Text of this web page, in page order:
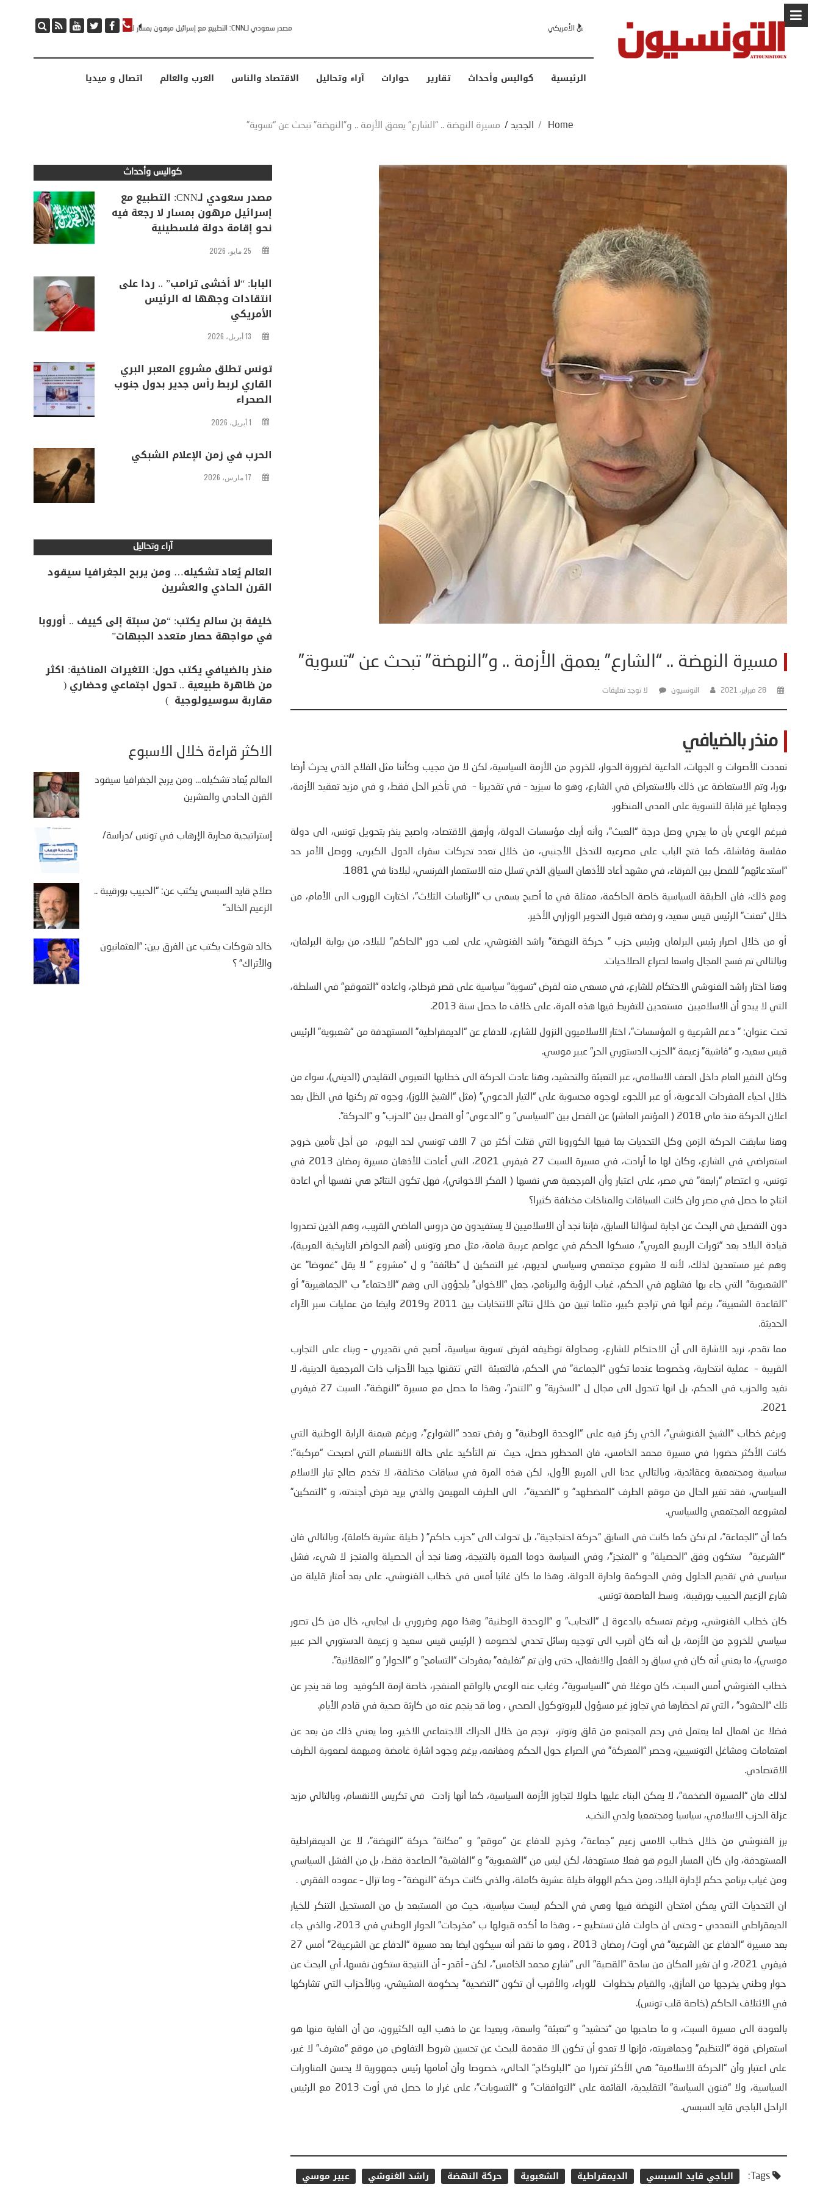
مصدر سعودي لـCNN: التطبيع مع إسرائيل مرهون بمسار لا رجعة فيه نحو إقامة دولة فلسطينية البابا: “لا أخشى ترامب” .. ردا على انتقادات وجهها له الرئيس الأمريكي
الرئيسية كواليس وأحداث تقارير حوارات آراء وتحاليل الاقتصاد والناس العرب والعالم اتصال و ميديا
Home
/ الجديد / مسيرة النهضة .. “الشارع” يعمق الأزمة .. و”النهضة” تبحث عن “تسوية”
مسيرة النهضة .. “الشارع” يعمق الأزمة .. و”النهضة” تبحث عن “تسوية”
28 فبراير، 2021 التونسيون لا توجد تعليقات
منذر بالضيافي
تعددت الأصوات و الجهات، الداعية لضرورة الحوار، للخروج من الأزمة السياسية، لكن لا من مجيب وكأننا مثل الفلاح الذي يحرث أرضا
بورا، وتم الاستعاضة عن ذلك بالاستعراض في الشارع، وهو ما سيزيد – في تقديرنا – في تأخير الحل فقط، و في مزيد تعقيد الأزمة،
وجعلها غير قابلة للتسوية على المدى المنظور.
فبرغم الوعي بأن ما يجري وصل درجة “العبث”، وأنه أربك مؤسسات الدولة، وأرهق الاقتصاد، واصبح ينذر بتحويل تونس، الى دولة
مفلسة وفاشلة، كما فتح الباب على مصرعيه للتدخل الأجنبي، من خلال تعدد تحركات سفراء الدول الكبرى، ووصل الأمر حد
“استدعائهم” للفصل بين الفرقاء، في مشهد أعاد للأذهان السياق الذي تسلل منه الاستعمار الفرنسي، لبلادنا في 1881.
ومع ذلك، فان الطبقة السياسية خاصة الحاكمة، ممثلة في ما أصبح يسمى ب “الرئاسات الثلاث”، اختارت الهروب الى الأمام، من
خلال “تعنت” الرئيس قيس سعيد، و رفضه قبول التحوير الوزاري الأخير.
أو من خلال اصرار رئيس البرلمان ورئيس حزب ” حركة النهضة” راشد الغنوشي، على لعب دور “الحاكم” للبلاد، من بوابة البرلمان،
وبالتالي تم فسح المجال واسعا لصراع الصلاحيات.
وهنا اختار راشد الغنوشي الاحتكام للشارع، في مسعى منه لفرض “تسوية” سياسية على قصر قرطاج، واعادة “التموقع” في السلطة،
التي لا يبدو أن الاسلاميين مستعدين للتفريط فيها هذه المرة، على خلاف ما حصل سنة 2013.
تحت عنوان: ” دعم الشرعية و المؤسسات”، اختار الاسلاميون النزول للشارع، للدفاع عن “الديمقراطية” المستهدفة من “شعبوية” الرئيس
قيس سعيد، و “فاشية” زعيمة “الحزب الدستوري الحر” عبير موسي.
وكان النفير العام داخل الصف الاسلامي، عبر التعبئة والتحشيد، وهنا عادت الحركة الى خطابها التعبوي التقليدي (الديني)، سواء من
خلال احياء المفردات الدعوية، أو عبر اللجوء لوجوه محسوبة على “التيار الدعوي” (مثل “الشيخ اللوز)، وجوه تم ركنها في الظل بعد
اعلان الحركة منذ ماي 2018 ( المؤتمر العاشر) عن الفصل بين “السياسي” و “الدعوي” أو الفصل بين “الحزب” و “الحركة”.
وهنا سابقت الحركة الزمن وكل التحديات بما فيها الكورونا التي قتلت أكثر من 7 الاف تونسي لحد اليوم، من أجل تأمين خروج
استعراضي في الشارع، وكان لها ما أرادت، في مسيرة السبت 27 فيفري 2021، التي أعادت للأذهان مسيرة رمضان 2013 في
تونس، و اعتصام “رابعة” في مصر، على اعتبار وأن المرجعية هي نفسها ( الفكر الاخواني)، فهل تكون النتائج هي نفسها أي اعادة
انتاج ما حصل في مصر وان كانت السياقات والمناخات مختلفة كثيرا؟
دون التفصيل في البحث عن اجابة لسؤالنا السابق، فإننا نجد أن الاسلاميين لا يستفيدون من دروس الماضي القريب، وهم الذين تصدروا
قيادة البلاد بعد “ثورات الربيع العربي”، مسكوا الحكم في عواصم عربية هامة، مثل مصر وتونس (أهم الحواضر التاريخية العربية)،
وهم غير مستعدين لذلك، لأنه لا مشروع مجتمعي وسياسي لديهم، غير التمكين ل “طائفة” و ل “مشروع ” لا يقل “غموضا” عن
“الشعبوية” التي جاء بها فشلهم في الحكم، غياب الرؤية والبرنامج، جعل “الاخوان” يلجؤون الى وهم “الاحتماء” ب “الجماهيرية” أو
“القاعدة الشعبية”، برغم أنها في تراجع كبير، مثلما تبين من خلال نتائج الانتخابات بين 2011 و2019 وايضا من عمليات سبر الآراء
الحديثة.
مما تقدم، نريد الاشارة الى أن الاحتكام للشارع، ومحاولة توظيفه لفرض تسوية سياسية، أصبح في تقديري – وبناء على التجارب
القريبة – عملية انتحارية، وخصوصا عندما تكون “الجماعة” في الحكم، فالتعبئة التي تتقنها جيدا الأحزاب ذات المرجعية الدينية، لا
تفيد والحزب في الحكم، بل انها تتحول الى مجال ل “السخرية” و “التندر”، وهذا ما حصل مع مسيرة “النهضة”، السبت 27 فيفري
2021.
وبرغم خطاب “الشيخ الغنوشي”، الذي ركز فيه على “الوحدة الوطنية” و رفض تعدد “الشوارع”، وبرغم هيمنة الراية الوطنية التي
كانت الأكثر حضورا في مسيرة محمد الخامس، فان المحظور حصل، حيث تم التأكيد على حالة الانقسام التي اصبحت “مركبة”:
سياسية ومجتمعية وعقائدية، وبالتالي عدنا الى المربع الأول، لكن هذه المرة في سياقات مختلفة، لا تخدم صالح تيار الاسلام
السياسي، فقد تغير الحال من موقع الطرف “المضطهد” و “الضحية”، الى الطرف المهيمن والذي يريد فرض أجندته، و “التمكين”
لمشروعه المجتمعي والسياسي.
كما أن “الجماعة”، لم تكن كما كانت في السابق “حركة احتجاجية”، بل تحولت الى “حزب حاكم” ( طيلة عشرية كاملة)، وبالتالي فان
“الشرعية” ستكون وفق “الحصيلة” و “المنجز”، وفي السياسة دوما العبرة بالنتيجة، وهنا نجد أن الحصيلة والمنجز لا شيء، فشل
سياسي في تقديم الحلول وفي الحوكمة وادارة الدولة، وهذا ما كان غائبا أمس في خطاب الغنوشي، على بعد أمتار قليلة من
شارع الزعيم الحبيب بورقيبة، وسط العاصمة تونس.
كان خطاب الغنوشي، وبرغم تمسكه بالدعوة ل “التحابب” و “الوحدة الوطنية” وهذا مهم وضروري بل ايجابي، خال من كل تصور
سياسي للخروج من الأزمة، بل أنه كان أقرب الى توجيه رسائل تحدي لخصومه ( الرئيس قيس سعيد و زعيمة الدستوري الحر عبير
موسي)، ما يعني أنه كان في سياق رد الفعل والانفعال، حتى وان تم “تغليفه” بمفردات “التسامح” و “الحوار” و “العقلانية”.
خطاب الغنوشي أمس السبت، كان موغلا في “السياسوية”، وغاب عنه الوعي بالواقع المنفجر، خاصة ازمة الكوفيد وما قد ينجر عن
تلك “الحشود” ، التي تم احضارها في تجاوز غير مسؤول للبروتوكول الصحي ، وما قد ينجم عنه من كارثة صحية في قادم الأيام.
فضلا عن اهمال لما يعتمل في رحم المجتمع من قلق وتوتر، ترجم من خلال الحراك الاجتماعي الاخير، وما يعني ذلك من بعد عن
اهتمامات ومشاغل التونسيين، وحصر “المعركة” في الصراع حول الحكم ومغانمه، برغم وجود اشارة غامضة ومبهمة لصعوبة الظرف
الاقتصادي.
لذلك فان “المسيرة الضخمة”، لا يمكن البناء عليها حلولا لتجاوز الأزمة السياسية، كما أنها زادت في تكريس الانقسام، وبالتالي مزيد
عزلة الحزب الاسلامي، سياسيا ومجتمعيا ولدي النخب.
برز الغنوشي من خلال خطاب الامس زعيم “جماعة”، وخرج للدفاع عن “موقع” و “مكانة” حركة “النهضة”، لا عن الديمقراطية
المستهدفة، وان كان المسار اليوم هو فعلا مستهدفا، لكن ليس من “الشعبوية” و “الفاشية” الصاعدة فقط، بل من الفشل السياسي
ومن غياب برنامج حكم لإدارة البلاد، ومن حكم الهواة طيلة عشرية كاملة، والذي كانت حركة “النهضة” – وما تزال – عموده الفقري .
ان التحديات التي يمكن امتحان النهضة فيها وهي في الحكم ليست سياسية، حيث من المستبعد بل من المستحيل التنكر للخيار
الديمقراطي التعددي – وحتى ان حاولت فلن تستطيع – ، وهذا ما أكده قبولها ب “مخرجات” الحوار الوطني في 2013، والذي جاء
بعد مسيرة “الدفاع عن الشرعية” في أوت/ رمضان 2013 ، وهو ما نقدر أنه سيكون ايضا بعد مسيرة “الدفاع عن الشرعية2” أمس 27
فيفري 2021، و ان تغير المكان من ساحة “القصبة” الى “شارع محمد الخامس”، لكن – أقدر – أن النتيجة ستكون نفسها، أي البحث عن
حوار وطني يخرجها من المأزق، والقيام بخطوات للوراء، والأقرب أن تكون “التضحية” بحكومة المشيشي، وبالأحزاب التي تشاركها
في الائتلاف الحاكم (خاصة قلب تونس).
بالعودة الى مسيرة السبت، و ما صاحبها من “تحشيد” و “تعبئة” واسعة، وبعيدا عن ما ذهب اليه الكثيرون، من أن الغاية منها هو
استعراض قوة “التنظيم” وجماهريته، فإنها لا تعدو أن تكون الا مقدمة للبحث عن تحسين شروط التفاوض من موقع “مشرف” لا غير،
على اعتبار وأن “الحركة الاسلامية” هي الأكثر تضررا من “البلوكاج” الحالي، خصوصا وأن أمامها رئيس جمهورية لا يحسن المناورات
السياسية، ولا “فنون السياسة” التقليدية، القائمة على “التوافقات” و “التسويات”، على غرار ما حصل في أوت 2013 مع الرئيس
الراحل الباجي قايد السبسي.
Tags: الباجي قايد السبسي الديمقراطية الشعبوية حركة النهضة راشد الغنوشي عبير موسي
كواليس وأحداث
مصدر سعودي لـCNN: التطبيع مع
إسرائيل مرهون بمسار لا رجعة فيه
نحو إقامة دولة فلسطينية
25 مايو، 2026
البابا: “لا أخشى ترامب” .. ردا على
انتقادات وجهها له الرئيس
الأمريكي
13 أبريل، 2026
تونس تطلق مشروع المعبر البري
القاري لربط رأس جدير بدول جنوب
الصحراء
1 أبريل، 2026
الحرب في زمن الإعلام الشبكي
17 مارس، 2026
آراء وتحاليل
العالم يُعاد تشكيله… ومن يربح الجغرافيا سيقود
القرن الحادي والعشرين
خليفة بن سالم يكتب: “من سبتة إلى كييف .. أوروبا
في مواجهة حصار متعدد الجبهات”
منذر بالضيافي يكتب حول: التغيرات المناخية: اكثر
من ظاهرة طبيعية .. تحول اجتماعي وحضاري (
مقاربة سوسيولوجية )
الأكثر قراءة خلال الأسبوع
العالم يُعاد تشكيله… ومن يربح الجغرافيا سيقود
القرن الحادي والعشرين
إستراتيجية محاربة الإرهاب في تونس /دراسة/
صلاح قايد السبسي يكتب عن: “الحبيب بورقيبة ..
الزعيم الخالد”
خالد شوكات يكتب عن الفرق بين: “العثمانيون
والأتراك” ؟